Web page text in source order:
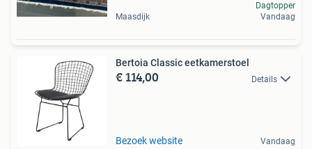
Maasdijk
Dagtopper
Vandaag
Bertoia Classic eetkamerstoel
€ 114,00 Details
Bezoek website Vandaag